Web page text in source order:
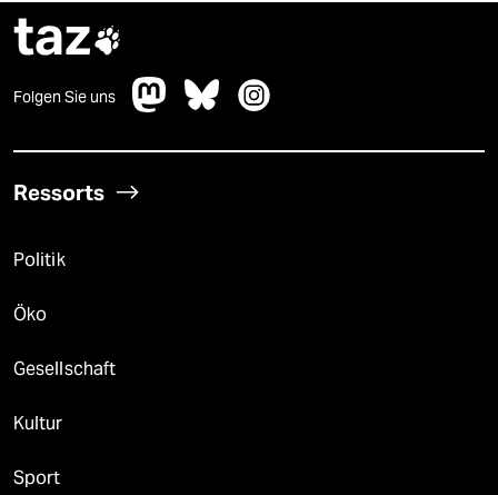
taz
Folgen Sie uns
Ressorts
Politik
Öko
Gesellschaft
Kultur
Sport